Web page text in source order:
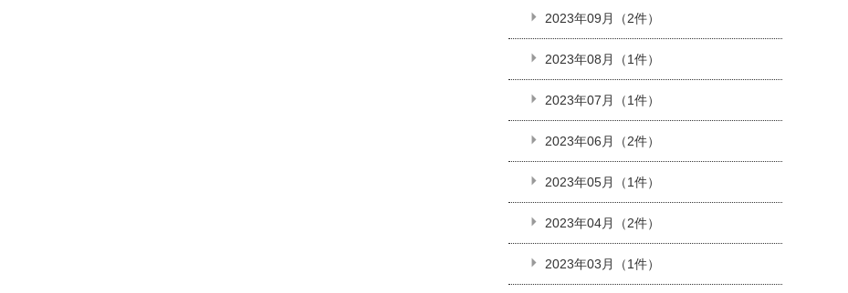
2023年09月（2件）
2023年08月（1件）
2023年07月（1件）
2023年06月（2件）
2023年05月（1件）
2023年04月（2件）
2023年03月（1件）